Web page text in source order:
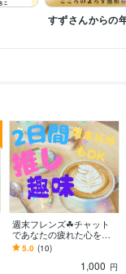
すずさんからの
週末フレンズ☘チャット
であなたの疲れた心を癒
します ２日間☘✨1000円
✨あなたの推しはなんです
5.0 (10)
1,000 円